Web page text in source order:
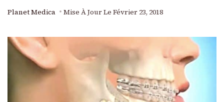
Planet Medica Mise À Jour Le Février 23, 2018